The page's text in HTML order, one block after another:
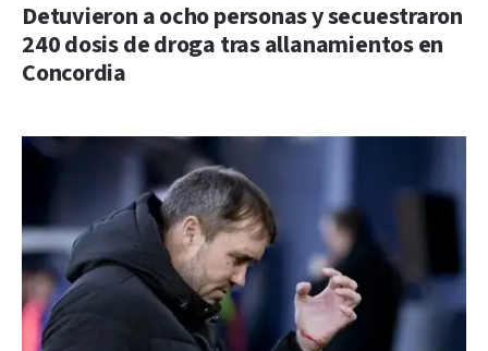
Detuvieron a ocho personas y secuestraron
240 dosis de droga tras allanamientos en
Concordia